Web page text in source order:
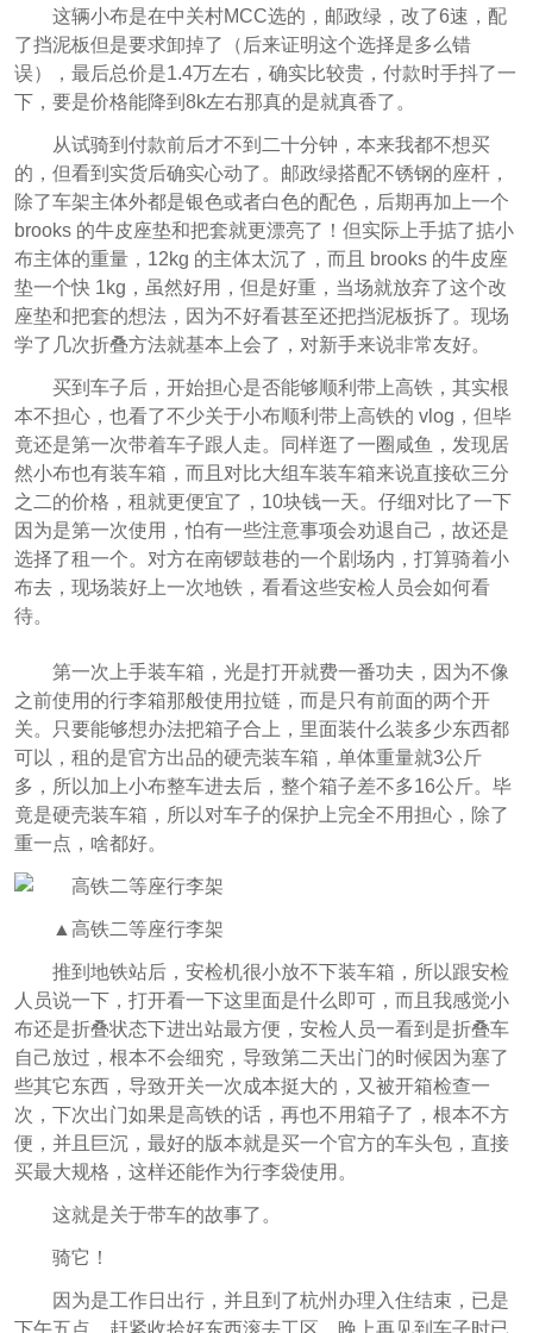
这辆小布是在中关村MCC选的，邮政绿，改了6速，配
了挡泥板但是要求卸掉了（后来证明这个选择是多么错
误），最后总价是1.4万左右，确实比较贵，付款时手抖了一
下，要是价格能降到8k左右那真的是就真香了。
从试骑到付款前后才不到二十分钟，本来我都不想买
的，但看到实货后确实心动了。邮政绿搭配不锈钢的座杆，
除了车架主体外都是银色或者白色的配色，后期再加上一个
brooks 的牛皮座垫和把套就更漂亮了！但实际上手掂了掂小
布主体的重量，12kg 的主体太沉了，而且 brooks 的牛皮座
垫一个快 1kg，虽然好用，但是好重，当场就放弃了这个改
座垫和把套的想法，因为不好看甚至还把挡泥板拆了。现场
学了几次折叠方法就基本上会了，对新手来说非常友好。
买到车子后，开始担心是否能够顺利带上高铁，其实根
本不担心，也看了不少关于小布顺利带上高铁的 vlog，但毕
竟还是第一次带着车子跟人走。同样逛了一圈咸鱼，发现居
然小布也有装车箱，而且对比大组车装车箱来说直接砍三分
之二的价格，租就更便宜了，10块钱一天。仔细对比了一下
因为是第一次使用，怕有一些注意事项会劝退自己，故还是
选择了租一个。对方在南锣鼓巷的一个剧场内，打算骑着小
布去，现场装好上一次地铁，看看这些安检人员会如何看
待。
第一次上手装车箱，光是打开就费一番功夫，因为不像
之前使用的行李箱那般使用拉链，而是只有前面的两个开
关。只要能够想办法把箱子合上，里面装什么装多少东西都
可以，租的是官方出品的硬壳装车箱，单体重量就3公斤
多，所以加上小布整车进去后，整个箱子差不多16公斤。毕
竟是硬壳装车箱，所以对车子的保护上完全不用担心，除了
重一点，啥都好。
▲高铁二等座行李架
推到地铁站后，安检机很小放不下装车箱，所以跟安检
人员说一下，打开看一下这里面是什么即可，而且我感觉小
布还是折叠状态下进出站最方便，安检人员一看到是折叠车
自己放过，根本不会细究，导致第二天出门的时候因为塞了
些其它东西，导致开关一次成本挺大的，又被开箱检查一
次，下次出门如果是高铁的话，再也不用箱子了，根本不方
便，并且巨沉，最好的版本就是买一个官方的车头包，直接
买最大规格，这样还能作为行李袋使用。
这就是关于带车的故事了。
骑它！
因为是工作日出行，并且到了杭州办理入住结束，已是
下午五点，赶紧收拾好东西滚去工区，晚上再见到车子时已